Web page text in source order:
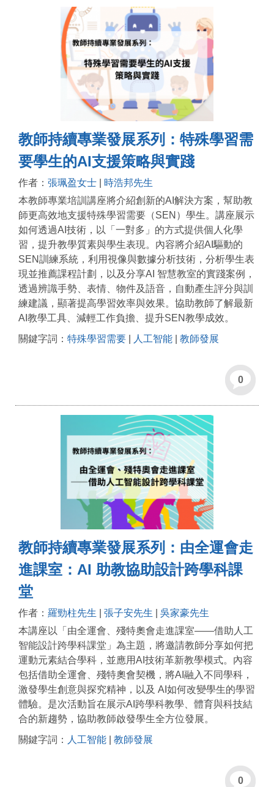
教師持續專業發展系列：特殊學習需
要學生的AI支援策略與實踐
作者： 張珮盈女士
時浩邦先生
本教師專業培訓講座將介紹創新的AI解決方案，幫助教
師更高效地支援特殊學習需要（SEN）學生。講座展示
如何透過AI技術，以「一對多」的方式提供個人化學
習，提升教學質素與學生表現。內容將介紹AI驅動的
SEN訓練系統，利用視像與數據分析技術，分析學生表
現並推薦課程計劃，以及分享AI 智慧教室的實踐案例，
透過辨識手勢、表情、物件及語音，自動產生評分與訓
練建議，顯著提高學習效率與效果。協助教師了解最新
AI教學工具、減輕工作負擔、提升SEN教學成效。
關鍵字詞： 特殊學習需要 人工智能 教師發展
0
教師持續專業發展系列：由全運會走
進課室：AI 助教協助設計跨學科課
堂
作者： 羅勁柱先生 張子安先生
吳家豪先生
本講座以「由全運會、殘特奧會走進課室——借助人工
智能設計跨學科課堂」為主題，將邀請教師分享如何把
運動元素結合學科，並應用AI技術革新教學模式。內容
包括借助全運會、殘特奧會契機，將AI融入不同學科，
激發學生創意與探究精神，以及 AI如何改變學生的學習
體驗。是次活動旨在展示AI跨學科教學、體育與科技結
合的新趨勢，協助教師啟發學生全方位發展。
關鍵字詞： 人工智能 教師發展
0